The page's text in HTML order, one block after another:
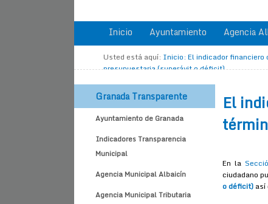
Inicio Ayuntamiento Agencia
Usted está aquí: Inicio: El indicador financiero
presupuestaria (superávit o déficit)
Granada Transparente
Ayuntamiento de Granada
Indicadores Transparencia
Municipal
Agencia Municipal Albaicín
Agencia Municipal Tributaria
El
En la
ciudadano
o déficit) así